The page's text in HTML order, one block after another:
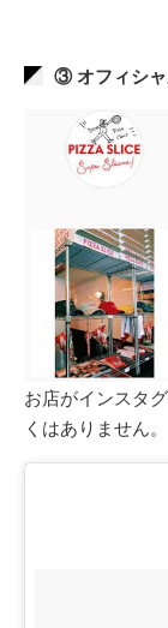
③ オフィシ
お店がインスタ
くはありません。